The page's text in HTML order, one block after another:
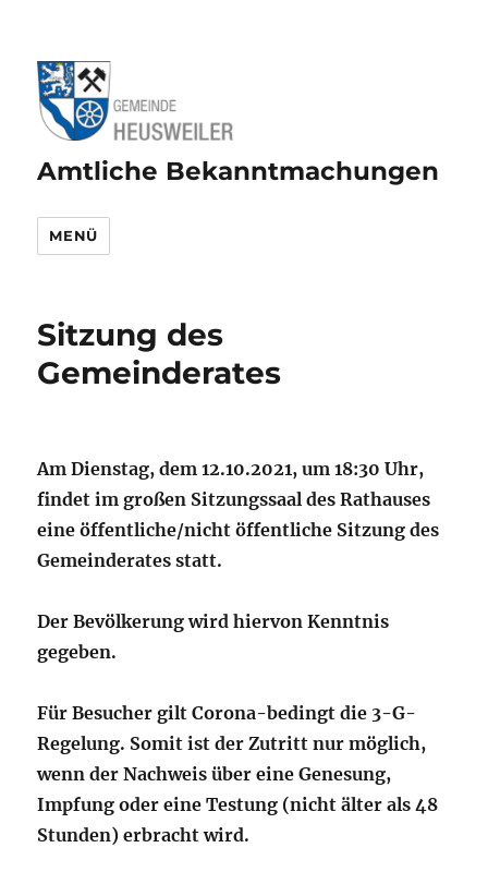
Amtliche Bekanntmachungen
MENÜ
Sitzung des
Gemeinderates
Am Dienstag, dem 12.10.2021, um 18:30 Uhr,
findet im großen Sitzungssaal des Rathauses
eine öffentliche/nicht öffentliche Sitzung des
Gemeinderates statt.
Der Bevölkerung wird hiervon Kenntnis
gegeben.
Für Besucher gilt Corona-bedingt die 3-G-
Regelung. Somit ist der Zutritt nur möglich,
wenn der Nachweis über eine Genesung,
Impfung oder eine Testung (nicht älter als 48
Stunden) erbracht wird.